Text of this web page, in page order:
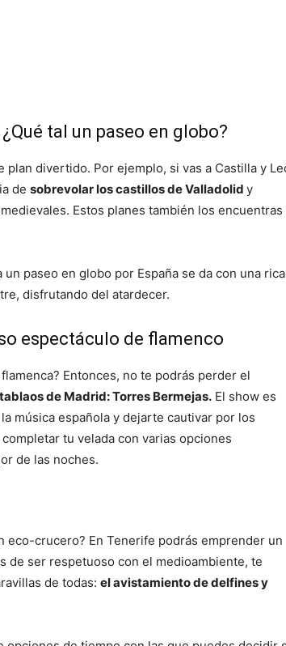
tal un paseo en globo?
divertido. Por ejemplo, si vas a Castilla y
de sobrevolar los castillos de Valladolid y
Estos planes también los encuentras
paseo en globo por España se da con una rica
disfrutando del atardecer.
espectáculo de flamenco
Entonces, no te podrás perder el
de Madrid: Torres Bermejas. El show es
música española y dejarte cautivar por los
tu velada con varias opciones
de las noches.
eco-crucero? En Tenerife podrás emprender un
de ser respetuoso con el medioambiente, te
de todas: el avistamiento de delfines y